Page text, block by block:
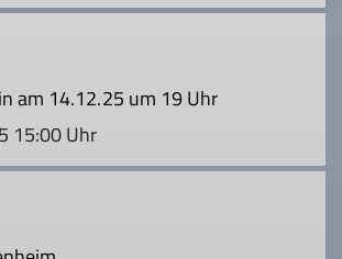
am 14.12.25 um 19 Uhr
15:00 Uhr